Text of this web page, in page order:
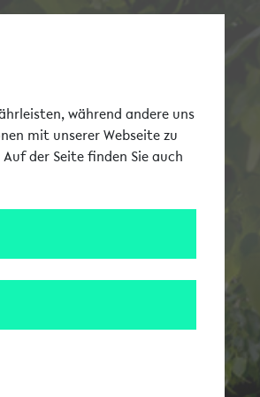
während andere uns
mit unserer Webseite zu
der Seite finden Sie auch